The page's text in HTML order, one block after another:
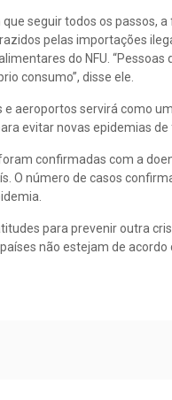
seguir todos os passos,
pelas importações
do NFU.
consumo”, disse ele.
aeroportos servirá como
evitar novas epidemias de
confirmadas com a
O número de casos
para prevenir outra
não estejam de